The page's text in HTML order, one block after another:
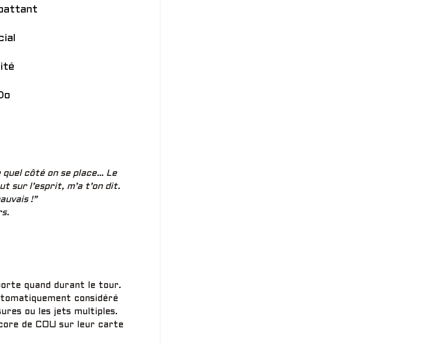
quel côté on se place… Le
sur l’esprit, m’a t’on dit.
!”
quand durant le tour.
considéré
ou les jets multiples.
de COU sur leur carte